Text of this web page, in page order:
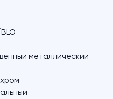
металлический